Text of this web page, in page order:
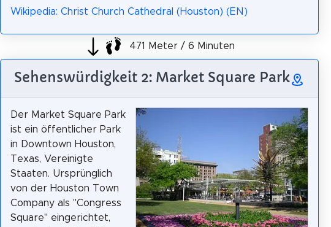
Wikipedia: Christ Church Cathedral (Houston) (EN)
471 Meter / 6 Minuten
Sehenswürdigkeit 2: Market Square Park
Der Market Square Park
ist ein öffentlicher Park
in Downtown Houston,
Texas, Vereinigte
Staaten. Ursprünglich
von der Houston Town
Company als "Congress
Square" eingerichtet,